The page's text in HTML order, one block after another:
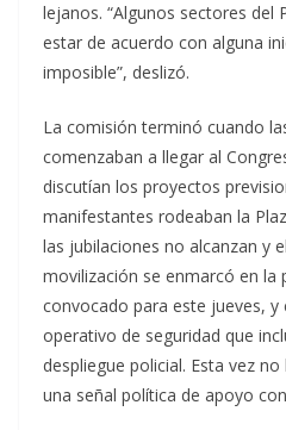
lejanos. “Algunos sectores del
estar de acuerdo con alguna
imposible”, deslizó.
La comisión terminó cuando
comenzaban a llegar al
discutían los proyectos
manifestantes rodeaban la
las jubilaciones no alcanzan y
movilización se enmarcó en la
convocado para este jueves,
operativo de seguridad que
despliegue policial. Esta vez
una señal política de apoyo